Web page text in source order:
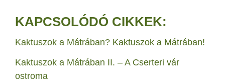
KAPCSOLÓDÓ CIKKEK:
Kaktuszok a Mátrában? Kaktuszok a Mátrában!
Kaktuszok a Mátrában II. – A Cserteri vár
ostroma